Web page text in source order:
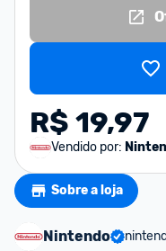
R$ 19,97
Vendido por:
Sobre a loja
Nintendo